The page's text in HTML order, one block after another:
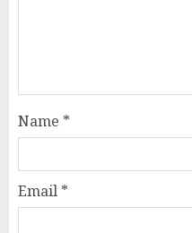
Name *
Email *